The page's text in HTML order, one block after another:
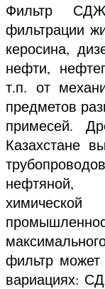
Фильтр
фильтрации
керосина,
нефти,
т.п. от
предметов
примесей.
Казахстане
нефтяной,
фильтр
вариациях: